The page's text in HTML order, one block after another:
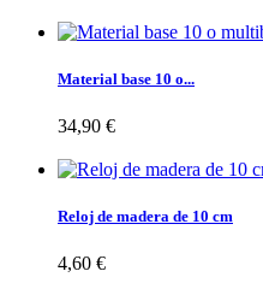
Material base 10 o...
34,90 €
Reloj de madera de 10 cm
4,60 €